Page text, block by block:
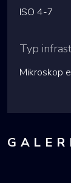
ISO 4-7
Typ
Mikroskop